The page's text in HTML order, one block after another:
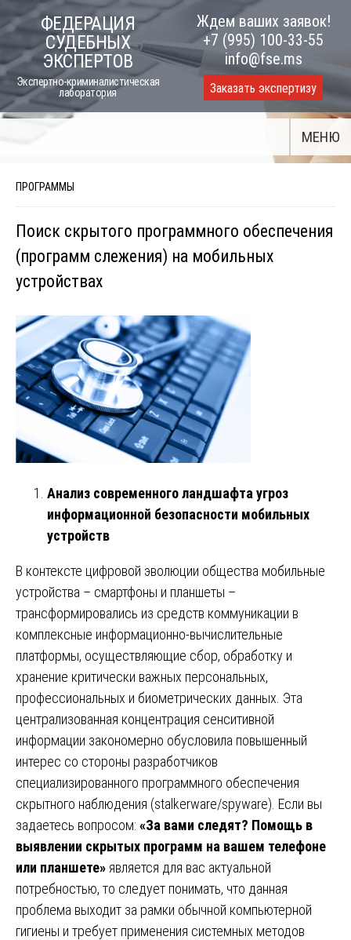
to
content
ФЕДЕРАЦИЯ
СУДЕБНЫХ
ЭКСПЕРТОВ
Экспертно-криминалистическая
лаборатория
Ждем ваших заявок!
+7 (995) 100-33-55
info@fse.ms
Заказать экспертизу
МЕНЮ
ПРОГРАММЫ
Поиск скрытого программного обеспечения
(программ слежения) на мобильных
устройствах
Анализ современного ландшафта угроз
информационной безопасности мобильных
устройств
В контексте цифровой эволюции общества мобильные
устройства – смартфоны и планшеты –
трансформировались из средств коммуникации в
комплексные информационно-вычислительные
платформы, осуществляющие сбор, обработку и
хранение критически важных персональных,
профессиональных и биометрических данных. Эта
централизованная концентрация сенситивной
информации закономерно обусловила повышенный
интерес со стороны разработчиков
специализированного программного обеспечения
скрытного наблюдения (stalkerware/spyware). Если вы
задаетесь вопросом: «За вами следят? Помощь в
выявлении скрытых программ на вашем телефоне
или планшете» является для вас актуальной
потребностью, то следует понимать, что данная
проблема выходит за рамки обычной компьютерной
гигиены и требует применения системных методов